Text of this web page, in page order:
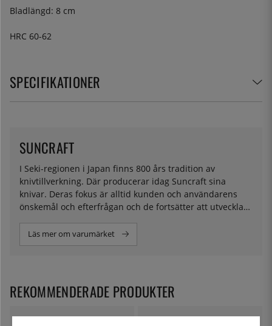
Bladlängd: 8 cm
HRC 60-62
SPECIFIKATIONER
I Seki-regionen i Japan finns 800 års tradition av
knivtillverkning. Där producerar idag Suncraft sina
knivar. Deras fokus är alltid kunden och användarens
önskemål och efterfrågan och de fortsätter att utveckla
SUNCRAFT
Läs mer om varumärket
REKOMMENDERADE PRODUKTER